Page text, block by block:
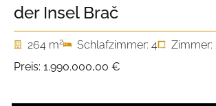
der Insel Brač
264 m2 Schlafzimmer: 4
Zimmer:
Preis: 1.990.000,00 €